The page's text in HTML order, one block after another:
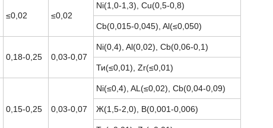
≤0,02 ≤0,02
Ni(1,0-1,3), Cu(0,5-0,8)
Cb(0,015-0,045), Al(≤0,050)
0,18-0,25 0,03-0,07
Ni(0,4), Al(0,02), Cb(0,06-0,1)
Ти(≤0,01), Zr(≤0,01)
0,15-0,25 0,03-0,07
Ni(≤0,4), AL(≤0,02), Cb(0,04-0,09)
Ж(1,5-2,0), В(0,001-0,006)